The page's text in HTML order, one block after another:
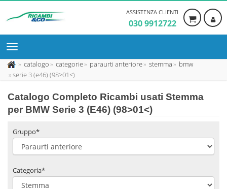
ASSISTENZA CLIENTI
030 9912722
catalogo categorie paraurti anteriore stemma
bmw
serie 3 (e46) (98>01<)
Catalogo Completo Ricambi usati Stemma
per BMW Serie 3 (E46) (98>01<)
Gruppo*
Categoria*